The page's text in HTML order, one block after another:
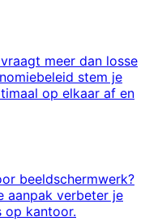
meer dan losse
stem je
op elkaar af en
beeldschermwerk?
aanpak verbeter je
op kantoor.